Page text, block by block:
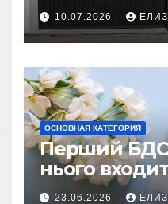
10.07.2026
ОСНОВНАЯ КАТЕГОРИЯ
Перший
нього
23.06.2026